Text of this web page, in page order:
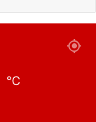
℃